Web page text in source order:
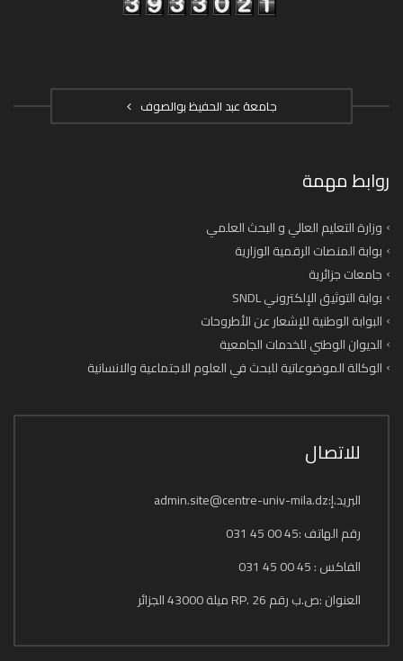
جامعة عبد الحفيظ بوالصوف
روابط مهمة
وزارة التعليم العالي و البحث العلمي
بوابة المنصات الرقمية الوزارية
جامعات جزائرية
بوابة التوثيق الإلكتروني SNDL
البوابة الوطنية للإشعار عن الأطروحات
الديوان الوطني للخدمات الجامعية
الوكالة الموضوعاتية للبحث في العلوم الاجتماعية والانسانية
للاتصال
البريد.إ:admin.site@centre-univ-mila.dz
رقم الهاتف :45 00 45 031
الفاكس : 45 00 45 031
العنوان :ص.ب رقم 26 .RP ميلة 43000 الجزائر